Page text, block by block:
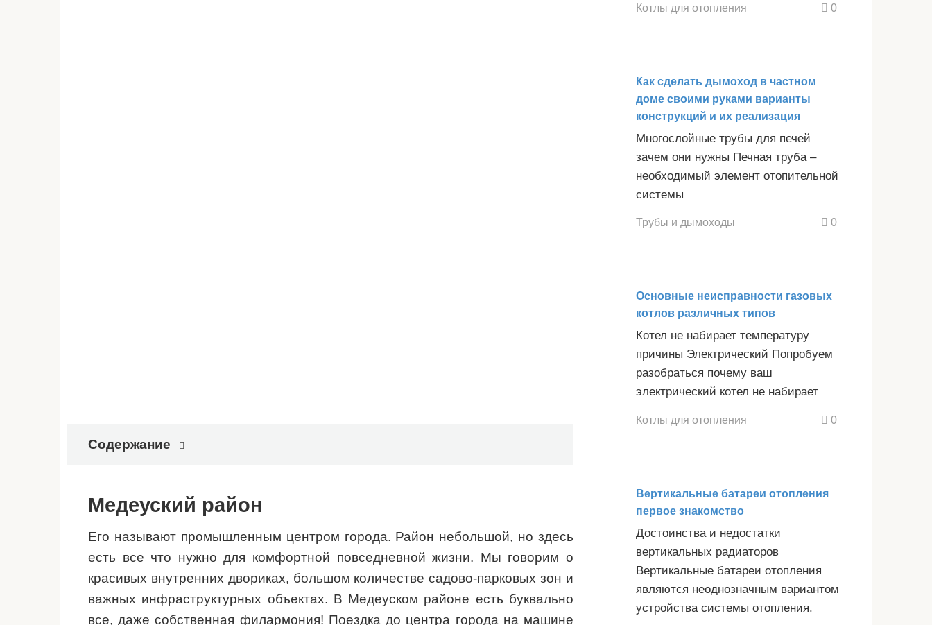
Содержание
Медеуский район
Его называют промышленным центром города. Район небольшой, но здесь
есть все что нужно для комфортной повседневной жизни. Мы говорим о
красивых внутренних двориках, большом количестве садово-парковых зон и
важных инфраструктурных объектах. В Медеуском районе есть буквально
все, даже собственная филармония! Поездка до центра города на машине
Котлы для отопления 0
Как сделать дымоход в частном
доме своими руками варианты
конструкций и их реализация
Многослойные трубы для печей
зачем они нужны Печная труба –
необходимый элемент отопительной
системы
Трубы и дымоходы 0
Основные неисправности газовых
котлов различных типов
Котел не набирает температуру
причины Электрический Попробуем
разобраться почему ваш
электрический котел не набирает
Котлы для отопления 0
Вертикальные батареи отопления
первое знакомство
Достоинства и недостатки
вертикальных радиаторов
Вертикальные батареи отопления
являются неоднозначным вариантом
устройства системы отопления.